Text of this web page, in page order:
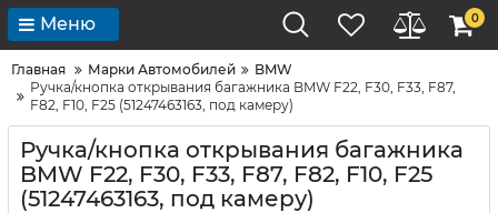
Меню 0
Главная Марки Автомобилей
BMW
Ручка/кнопка открывания багажника BMW F22, F30, F33, F87,
F82, F10, F25 (51247463163, под камеру)
Ручка/кнопка открывания багажника
BMW F22, F30, F33, F87, F82, F10, F25
(51247463163, под камеру)